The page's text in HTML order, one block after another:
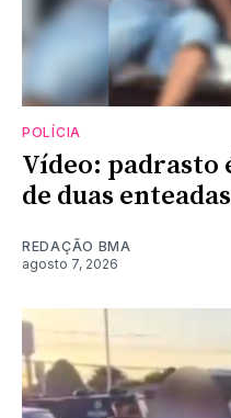
POLÍCIA
Vídeo: padrasto
de duas
REDAÇÃO BMA
agosto 7, 2026